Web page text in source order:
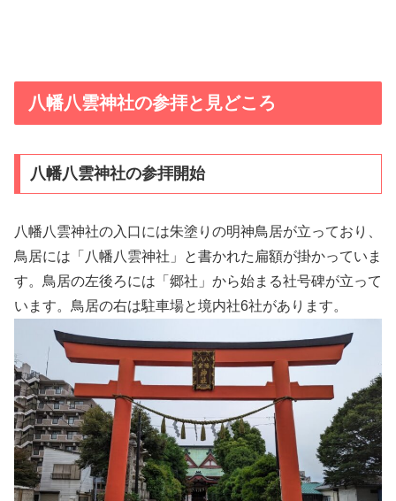
八幡八雲神社の参拝と見どころ
八幡八雲神社の参拝開始
八幡八雲神社の入口には朱塗りの明神鳥居が立っており、
鳥居には「八幡八雲神社」と書かれた扁額が掛かっていま
す。鳥居の左後ろには「郷社」から始まる社号碑が立って
います。鳥居の右は駐車場と境内社6社があります。